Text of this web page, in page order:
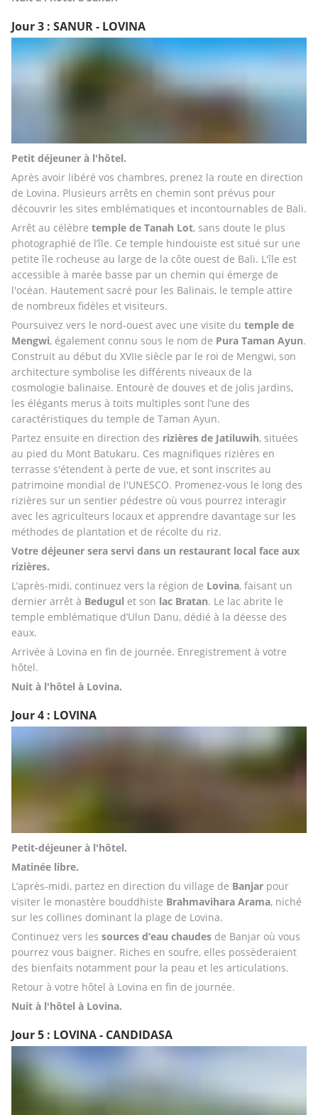
Jour 3 : SANUR - LOVINA
Petit déjeuner à l'hôtel.
Après avoir libéré vos chambres, prenez la route en direction
de Lovina. Plusieurs arrêts en chemin sont prévus pour
découvrir les sites emblématiques et incontournables de Bali.
Arrêt au célèbre temple de Tanah Lot, sans doute le plus
photographié de l’île. Ce temple hindouiste est situé sur une
petite île rocheuse au large de la côte ouest de Bali. L'île est
accessible à marée basse par un chemin qui émerge de
l'océan. Hautement sacré pour les Balinais, le temple attire
de nombreux fidèles et visiteurs.
Poursuivez vers le nord-ouest avec une visite du temple de
Mengwi, également connu sous le nom de Pura Taman Ayun.
Construit au début du XVIIe siècle par le roi de Mengwi, son
architecture symbolise les différents niveaux de la
cosmologie balinaise. Entouré de douves et de jolis jardins,
les élégants merus à toits multiples sont l’une des
caractéristiques du temple de Taman Ayun.
Partez ensuite en direction des rizières de Jatiluwih, situées
au pied du Mont Batukaru. Ces magnifiques rizières en
terrasse s'étendent à perte de vue, et sont inscrites au
patrimoine mondial de l'UNESCO. Promenez-vous le long des
rizières sur un sentier pédestre où vous pourrez interagir
avec les agriculteurs locaux et apprendre davantage sur les
méthodes de plantation et de récolte du riz.
Votre déjeuner sera servi dans un restaurant local face aux
rizières.
L’après-midi, continuez vers la région de Lovina, faisant un
dernier arrêt à Bedugul et son lac Bratan. Le lac abrite le
temple emblématique d’Ulun Danu, dédié à la déesse des
eaux.
Arrivée à Lovina en fin de journée. Enregistrement à votre
hôtel.
Nuit à l'hôtel à Lovina.
Jour 4 : LOVINA
Petit-déjeuner à l'hôtel.
Matinée libre.
L’après-midi, partez en direction du village de Banjar pour
visiter le monastère bouddhiste Brahmavihara Arama, niché
sur les collines dominant la plage de Lovina.
Continuez vers les sources d’eau chaudes de Banjar où vous
pourrez vous baigner. Riches en soufre, elles possèderaient
des bienfaits notamment pour la peau et les articulations.
Retour à votre hôtel à Lovina en fin de journée.
Nuit à l'hôtel à Lovina.
Jour 5 : LOVINA - CANDIDASA